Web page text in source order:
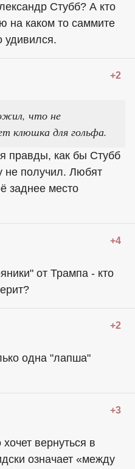
Стубб? А кто
на каком то саммите
удивился.
+2
что не
клюшка для гольфа.
правды, как бы Стубб
не получил. Любят
заднее место
+4
от Трампа - кто
+2
одна "лапша"
+3
вернуться в
означает «между